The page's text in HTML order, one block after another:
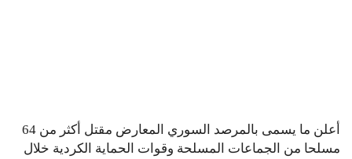
أعلن ما يسمى بالمرصد السوري المعارض مقتل أكثر من 64
مسلحا من الجماعات المسلحة وقوات الحماية الكردية خلال